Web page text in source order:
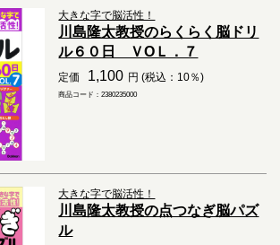
大きな字で脳活性！
川島隆太教授のらくらく脳ドリ
ル６０日 ＶОＬ．７
定価 1,100 円 (税込：10％)
商品コード：2380235000
大きな字で脳活性！
川島隆太教授の点つなぎ脳パズ
ル